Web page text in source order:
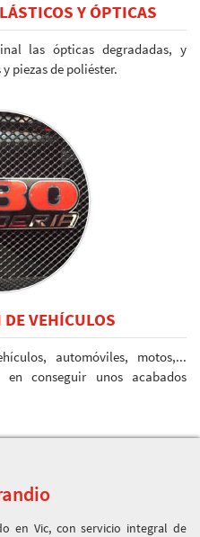
Y ÓPTICAS
las ópticas degradadas, y
piezas de poliéster.
VEHÍCULOS
automóviles, motos,...
conseguir unos acabados
en Vic, con servicio integral de